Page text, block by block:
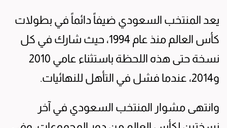
يعد المنتخب السعودي ضيفاً دائماً في بطولات
كأس العالم منذ عام 1994، حيث شارك في كل
نسخة حتى هذه اللحظة باستثناء عامي 2010
و2014، عندما فشل في التأهل للنهائيات.
وانتهى مشوار المنتخب السعودي في آخر